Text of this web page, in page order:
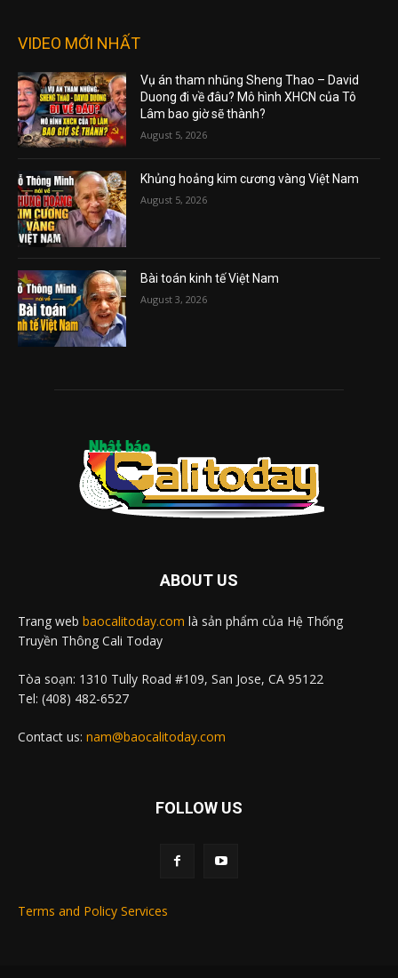
VIDEO MỚI NHẤT
Vụ án tham nhũng Sheng Thao – David
Duong đi về đâu? Mô hình XHCN của Tô
Lâm bao giờ sẽ thành?
August 5, 2026
Khủng hoảng kim cương vàng Việt Nam
August 5, 2026
Bài toán kinh tế Việt Nam
August 3, 2026
ABOUT US
Trang web baocalitoday.com là sản phẩm của Hệ Thống
Truyền Thông Cali Today
Tòa soạn: 1310 Tully Road #109, San Jose, CA 95122
Tel: (408) 482-6527
Contact us: nam@baocalitoday.com
FOLLOW US
Terms and Policy Services